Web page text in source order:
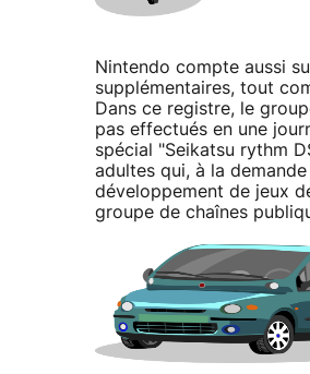
Nintendo compte aussi
supplémentaires, tout
Dans ce registre, le
pas effectués en une
spécial "Seikatsu rythm
adultes qui, à la
développement de jeux
groupe de chaînes